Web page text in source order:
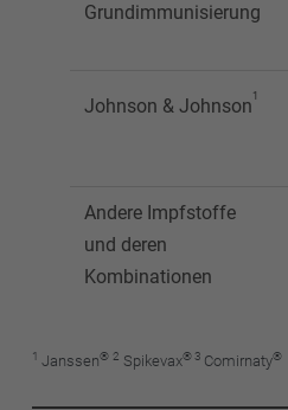
Grundimmunisierung
Johnson & Johnson 1
Andere Impfstoffe
und deren
Kombinationen
1 Janssen® 2 Spikevax® 3 Comirnaty®